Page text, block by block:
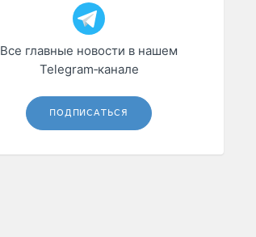
Все главные новости в нашем
Telegram‑канале
ПОДПИСАТЬСЯ